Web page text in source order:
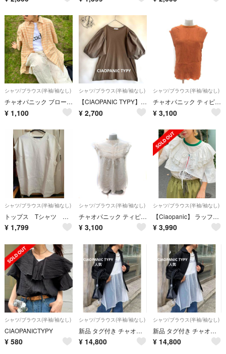
シャツ/ブラウス(半袖/袖なし)
チャオパニック ブロードビッグ半袖シャツ ベージュ メンズライク
¥ 1,100
シャツ/ブラウス(半袖/袖なし)
【CIAOPANIC TYPY】ボリューム袖 異素材切替え プルオーバー 645
¥ 2,700
シャツ/ブラウス(半袖/袖なし)
チャオパニック ティピー ブラウス 2way フレンチスリーブ ONE 茶
¥ 3,100
シャツ/ブラウス(半袖/袖なし)
トップス Tシャツ チャオパニックティピー
¥ 1,799
シャツ/ブラウス(半袖/袖なし)
チャオパニック ティピー シャツ フレンチスリーブ 刺繍 レース ONE 黄色
¥ 3,100
シャツ/ブラウス(半袖/袖なし)
【Ciaopanic】 ラッフルレースハーフスリーブブラウス フリル ブラウス
¥ 3,990
シャツ/ブラウス(半袖/袖なし)
CIAOPANICTYPY
¥ 580
シャツ/ブラウス(半袖/袖なし)
新品 タグ付き チャオパニック ティピー ドットチュールキャミ
¥ 14,800
シャツ/ブラウス(半袖/袖なし)
新品 タグ付き チャオパニック ティピー ドットチュールキャミ
¥ 14,800